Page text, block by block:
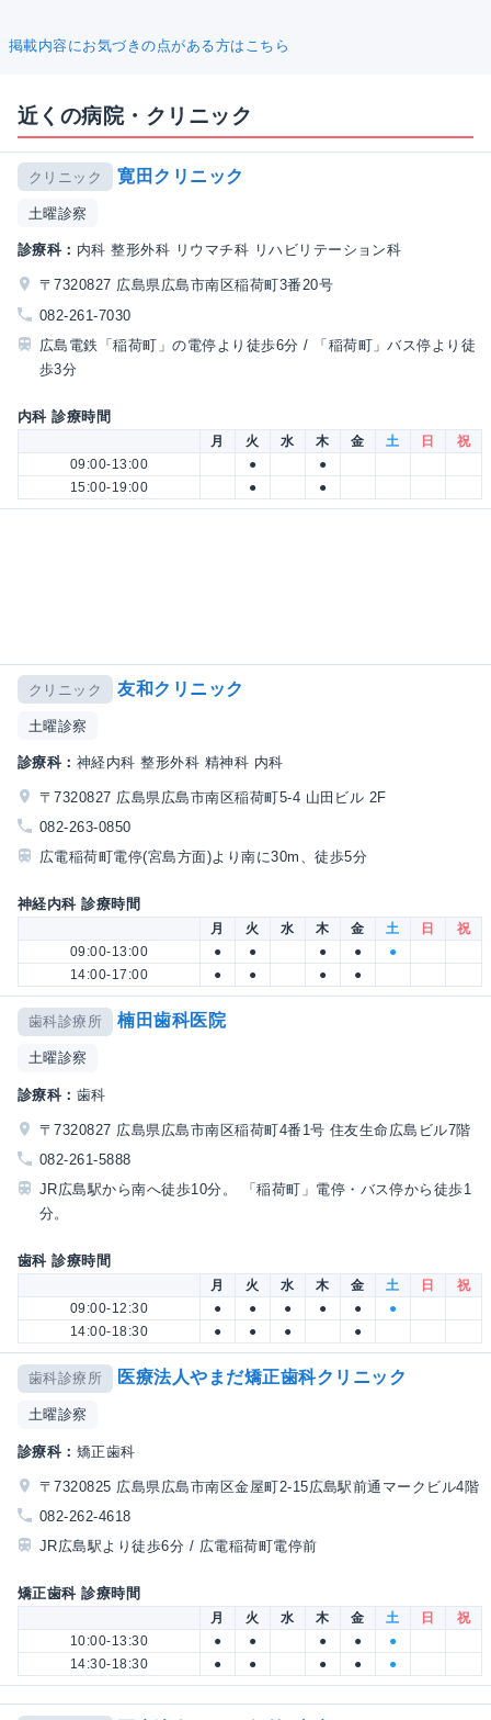
掲載内容にお気づきの点がある方はこちら
近くの病院・クリニック
クリニック 寛田クリニック
土曜診察
診療科： 内科 整形外科 リウマチ科 リハビリテーション科
〒7320827 広島県広島市南区稲荷町3番20号
082-261-7030
広島電鉄「稲荷町」の電停より徒歩6分 / 「稲荷町」バス停より徒
歩3分
内科 診療時間
月 火 水 木 金 土 日
祝
09:00-13:00
●
●
15:00-19:00
● ●
クリニック 友和クリニック
土曜診察
診療科： 神経内科 整形外科 精神科 内科
〒7320827 広島県広島市南区稲荷町5-4 山田ビル 2F
082-263-0850
広電稲荷町電停(宮島方面)より南に30m、徒歩5分
神経内科 診療時間
月 火 水 木 金 土 日
祝
09:00-13:00
● ● ● ●
●
14:00-17:00
● ● ● ●
歯科診療所 楠田歯科医院
土曜診察
診療科： 歯科
〒7320827 広島県広島市南区稲荷町4番1号 住友生命広島ビル7階
082-261-5888
JR広島駅から南へ徒歩10分。 「稲荷町」電停・バス停から徒歩1
分。
歯科 診療時間
月 火 水 木 金 土 日
祝
09:00-12:30
● ● ● ● ●
●
14:00-18:30
● ● ● ●
歯科診療所 医療法人やまだ矯正歯科クリニック
土曜診察
診療科： 矯正歯科
〒7320825 広島県広島市南区金屋町2-15広島駅前通マークビル4階
082-262-4618
JR広島駅より徒歩6分 / 広電稲荷町電停前
矯正歯科 診療時間
月 火 水 木 金 土 日
祝
10:00-13:30
● ● ● ●
●
14:30-18:30
● ● ● ● ●